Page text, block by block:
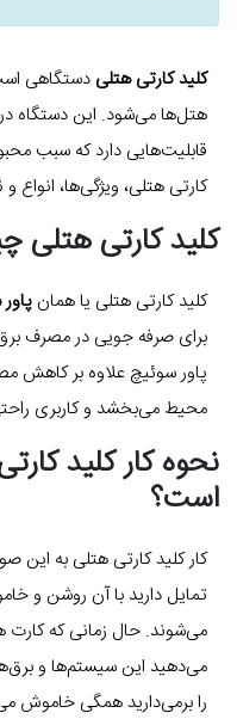
کلید کارتی هتلی دستگاهی
هتل‌ها می‌شود. این
قابلیت‌هایی دارد که سبب
کارتی هتلی، ویژگی‌ها، انواع
کلید کارتی
کلید کارتی هتلی یا همان
برای صرفه جویی در مصرف
پاور سوئیچ علاوه بر کاهش
محیط می‌بخشد و کاربری
نحوه کار کلید
است؟
کار کلید کارتی هتلی به
تمایل دارید با آن روشن و
می‌شوند. حال زمانی که کارت
می‌دهید این سیستم‌ها و
را برمی‌دارید همگی خاموش